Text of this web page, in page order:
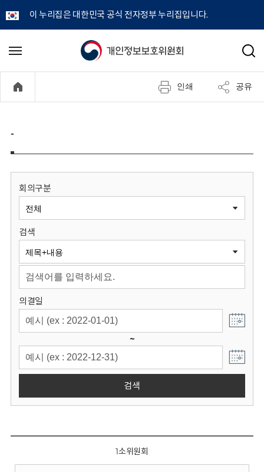
이 누리집은 대한민국 공식 전자정부 누리집입니다.
개
정
보
원
회
메
기
검
인쇄 공유
-
회의구분
검색
의결일
~
검색
1소위원회